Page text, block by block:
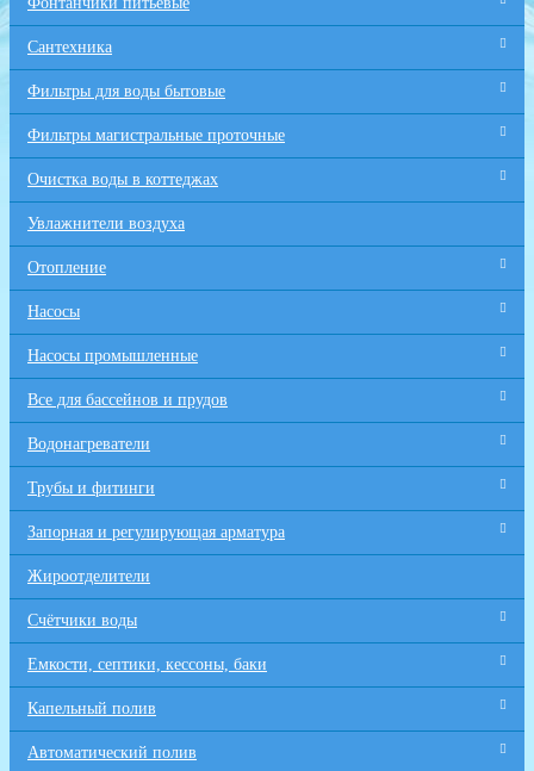
Сантехника
Фильтры для воды бытовые
Фильтры магистральные проточные
Очистка воды в коттеджах
Увлажнители воздуха
Отопление
Насосы
Насосы промышленные
Все для бaссейнов и прудов
Водонагреватели
Трубы и фитинги
Запорная и регулирующая арматура
Жироотделители
Счётчики воды
Емкости, септики, кессоны, баки
Капельный полив
Автоматический полив